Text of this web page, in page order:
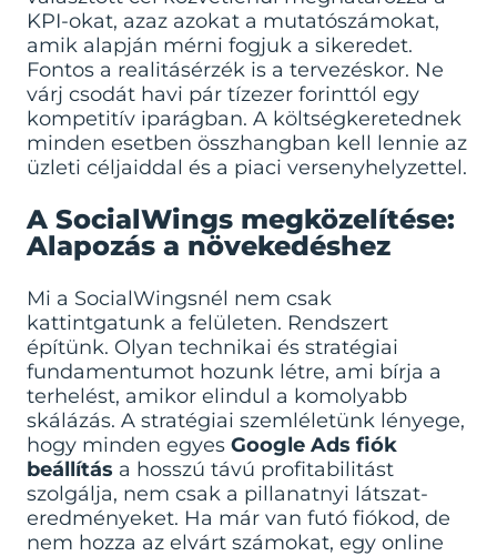
KPI-okat, azaz azokat a mutatószámokat,
amik alapján mérni fogjuk a sikeredet.
Fontos a realitásérzék is a tervezéskor. Ne
várj csodát havi pár tízezer forinttól egy
kompetitív iparágban. A költségkeretednek
minden esetben összhangban kell lennie az
üzleti céljaiddal és a piaci versenyhelyzettel.
A SocialWings megközelítése:
Alapozás a növekedéshez
Mi a SocialWingsnél nem csak
kattintgatunk a felületen. Rendszert
építünk. Olyan technikai és stratégiai
fundamentumot hozunk létre, ami bírja a
terhelést, amikor elindul a komolyabb
skálázás. A stratégiai szemléletünk lényege,
hogy minden egyes Google Ads fiók
beállítás a hosszú távú profitabilitást
szolgálja, nem csak a pillanatnyi látszat-
eredményeket. Ha már van futó fiókod, de
nem hozza az elvárt számokat, egy online